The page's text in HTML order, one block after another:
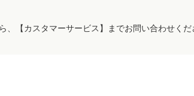
【カスタマーサービス】までお問い合わせく